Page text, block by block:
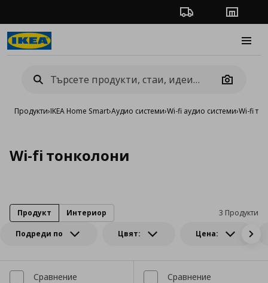
Проследяване на
Camera
Продукти›IKEA Home Smart›Аудио системи›Wi-fi аудио системи›Wi-fi
Wi-fi тонколони
Подреди по Цвят: Цена:
3 Продукти
Продукт Интериор
Сравнение Сравнение